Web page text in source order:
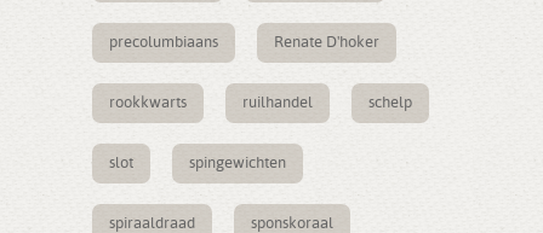
precolumbiaans Renate D'hoker
rookkwarts ruilhandel schelp
slot spingewichten
spiraaldraad sponskoraal